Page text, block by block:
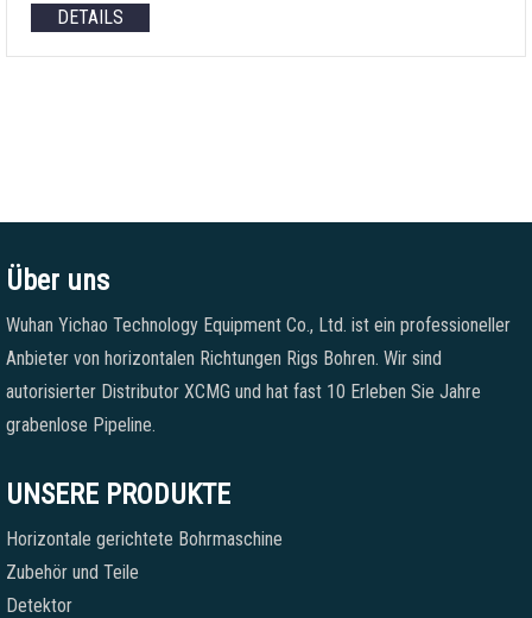
DETAILS
Über uns
Wuhan Yichao Technology Equipment Co., Ltd. ist ein professioneller
Anbieter von horizontalen Richtungen Rigs Bohren. Wir sind
autorisierter Distributor XCMG und hat fast 10 Erleben Sie Jahre
grabenlose Pipeline.
UNSERE PRODUKTE
Horizontale gerichtete Bohrmaschine
Zubehör und Teile
Detektor